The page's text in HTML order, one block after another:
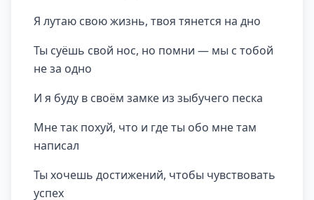
Я лутаю свою жизнь, твоя тянется на дно
Ты суёшь свой нос, но помни — мы с тобой
не за одно
И я буду в своём замке из зыбучего песка
Мне так похуй, что и где ты обо мне там
написал
Ты хочешь достижений, чтобы чувствовать
успех